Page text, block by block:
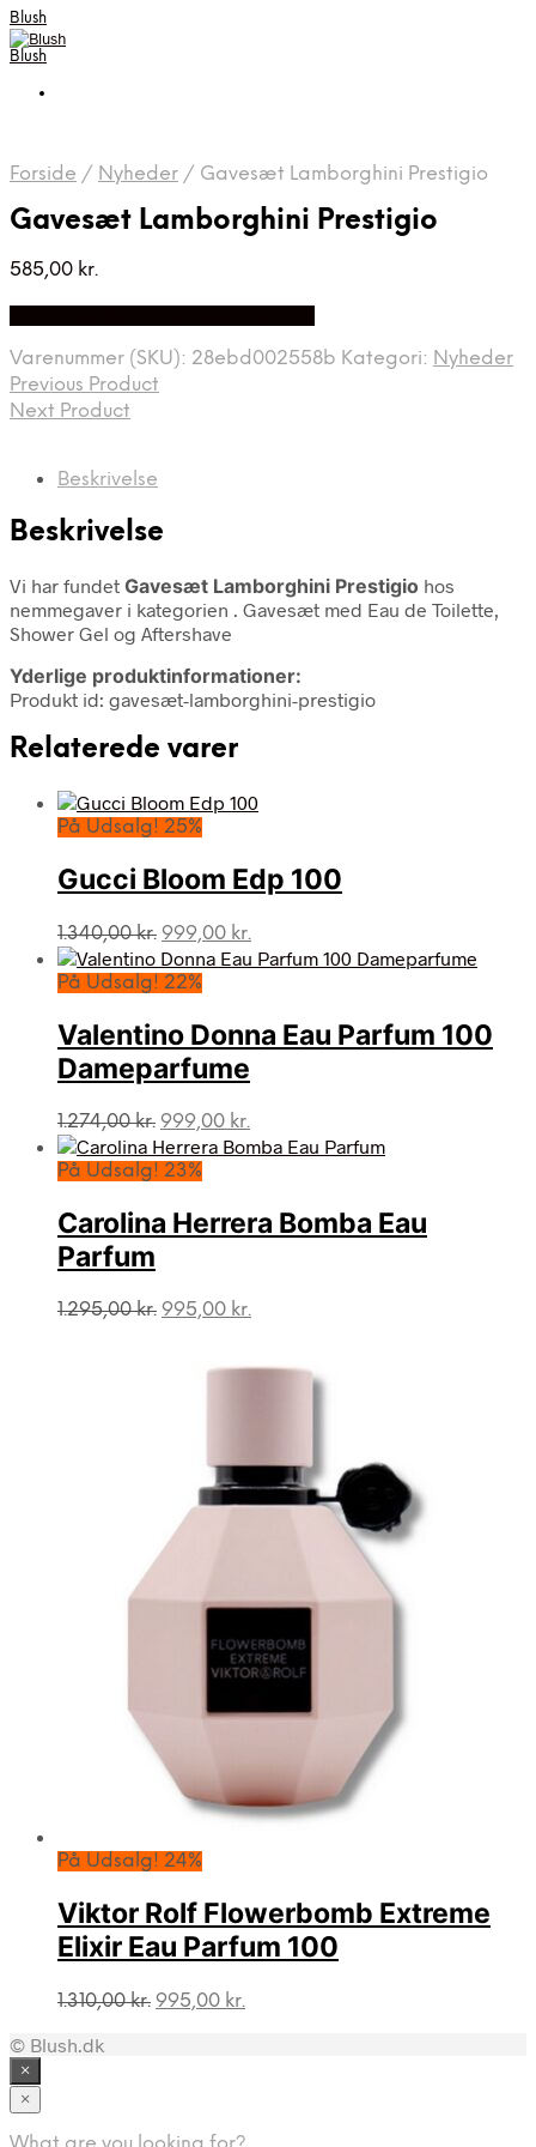
Blush
Blush
Forside / Nyheder / Gavesæt Lamborghini Prestigio
Gavesæt Lamborghini Prestigio
585,00 kr.
Varenummer (SKU): 28ebd002558b Kategori: Nyheder
Previous Product
Next Product
Beskrivelse
Beskrivelse
Vi har fundet Gavesæt Lamborghini Prestigio hos
nemmegaver i kategorien . Gavesæt med Eau de Toilette,
Shower Gel og Aftershave
Yderlige produktinformationer:
Produkt id: gavesæt-lamborghini-prestigio
Relaterede varer
På Udsalg! 25%
Gucci Bloom Edp 100
1.340,00kr. Den
oprindelige
pris
1.340,00 kr..
999,00 kr.
aktuelle
999,00 kr..
På Udsalg! 22%
Valentino Donna Eau Parfum 100
Dameparfume
1.274,00kr. Den
oprindelige
pris
1.274,00 kr..
999,00 kr.
aktuelle
999,00 kr..
På Udsalg! 23%
Carolina Herrera Bomba Eau
Parfum
1.295,00kr. Den
995,00 kr.
På Udsalg! 24%
Viktor Rolf Flowerbomb Extreme
Elixir Eau Parfum 100
1.310,00kr. Den
995,00 kr.
© Blush.dk
×
×